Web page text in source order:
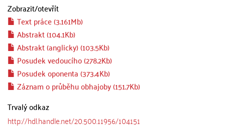
Zobrazit/otevřít
Text práce (3.161Mb)
Abstrakt (104.1Kb)
Abstrakt (anglicky) (103.5Kb)
Posudek vedoucího (278.2Kb)
Posudek oponenta (373.4Kb)
Záznam o průběhu obhajoby (151.7Kb)
Trvalý odkaz
http://hdl.handle.net/20.500.11956/104151